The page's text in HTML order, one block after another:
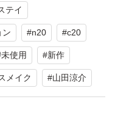
相談下さい。
ます。
価ができる方のみ購入
テイ
ン #n20 #c20
未使用 #新作
メイク #山田涼介